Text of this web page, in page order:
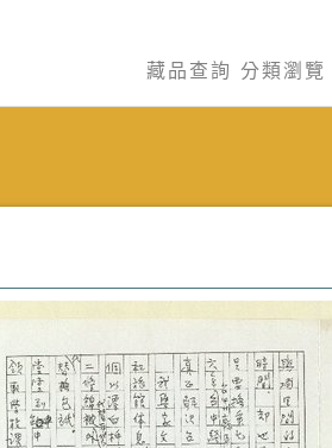
藏品查詢 分類瀏覽